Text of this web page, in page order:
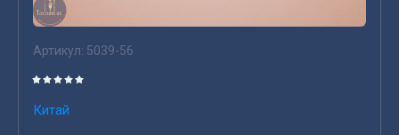
Артикул: 5039-56
Китай